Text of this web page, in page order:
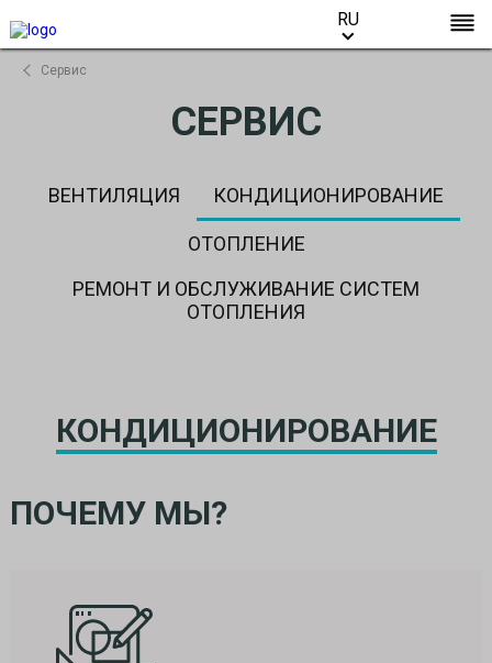
RU
Сервис
СЕРВИС
ВЕНТИЛЯЦИЯ КОНДИЦИОНИРОВАНИЕ
ОТОПЛЕНИЕ
РЕМОНТ И ОБСЛУЖИВАНИЕ СИСТЕМ
ОТОПЛЕНИЯ
КОНДИЦИОНИРОВАНИЕ
ПОЧЕМУ МЫ?